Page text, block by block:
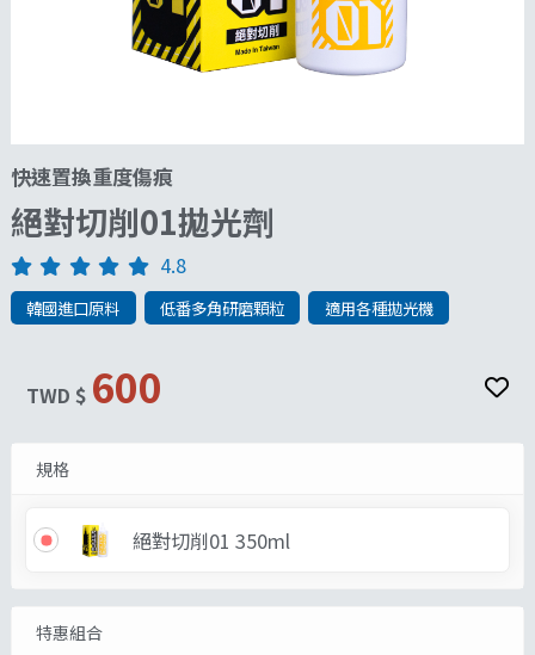
快速置換重度傷痕
絕對切削01拋光劑
4.8
韓國進口原料 低番多角研磨顆粒 適用各種拋光機
TWD $ 600
規格
絕對切削01 350ml
特惠組合